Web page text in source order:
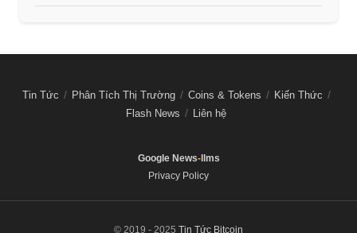
Tin Tức Phân Tích Thị Trường Coins & Tokens
Kiến Thức
Flash News
Liên hệ
Google News-llms
Privacy Policy
© 2019 - 2025 Tin Tức Bitcoin